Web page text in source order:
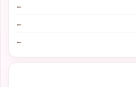
←
←
←